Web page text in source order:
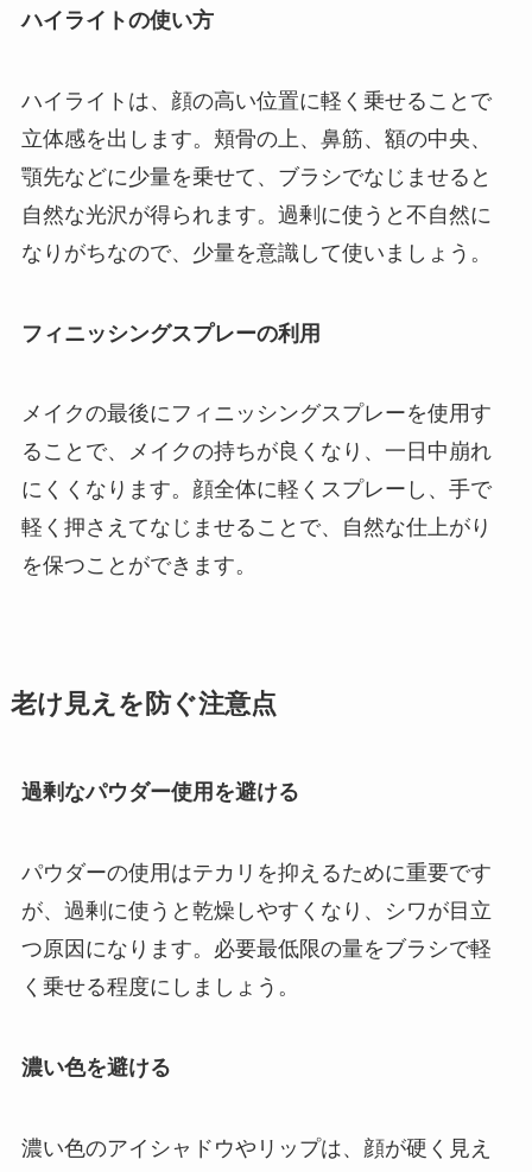
ハイライトの使い方
ハイライトは、顔の高い位置に軽く乗せることで
立体感を出します。頬骨の上、鼻筋、額の中央、
顎先などに少量を乗せて、ブラシでなじませると
自然な光沢が得られます。過剰に使うと不自然に
なりがちなので、少量を意識して使いましょう。
フィニッシングスプレーの利用
メイクの最後にフィニッシングスプレーを使用す
ることで、メイクの持ちが良くなり、一日中崩れ
にくくなります。顔全体に軽くスプレーし、手で
軽く押さえてなじませることで、自然な仕上がり
を保つことができます。
老け見えを防ぐ注意点
過剰なパウダー使用を避ける
パウダーの使用はテカリを抑えるために重要です
が、過剰に使うと乾燥しやすくなり、シワが目立
つ原因になります。必要最低限の量をブラシで軽
く乗せる程度にしましょう。
濃い色を避ける
濃い色のアイシャドウやリップは、顔が硬く見え